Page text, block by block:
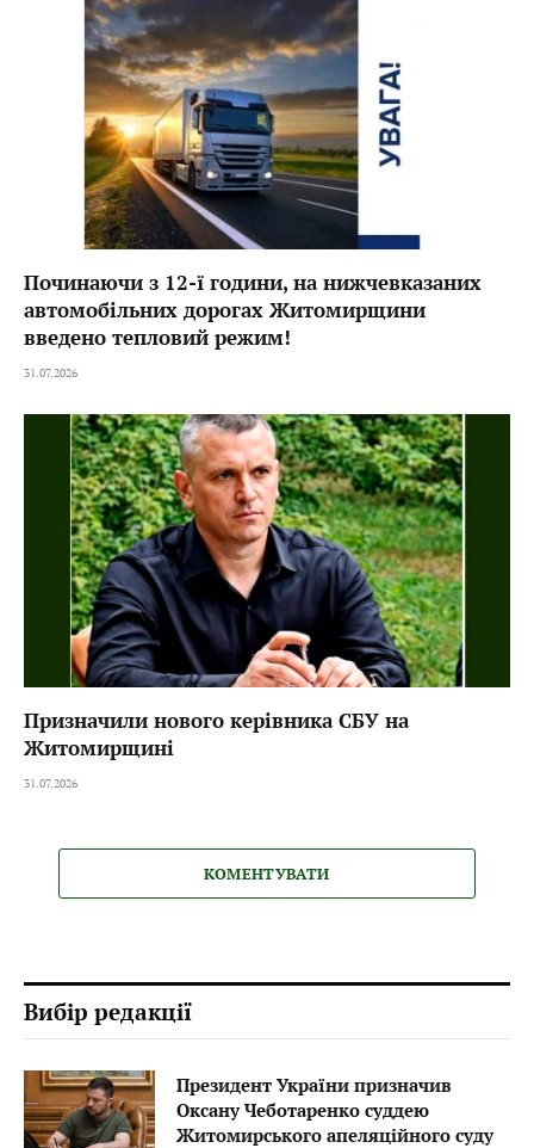
Починаючи з 12-ї години, на нижчевказаних
автомобільних дорогах Житомирщини
введено тепловий режим!
31.07.2026
Призначили нового керівника СБУ на
Житомирщині
31.07.2026
КОМЕНТУВАТИ
Вибір редакції
Президент України призначив
Оксану Чеботаренко суддею
Житомирського апеляційного суду